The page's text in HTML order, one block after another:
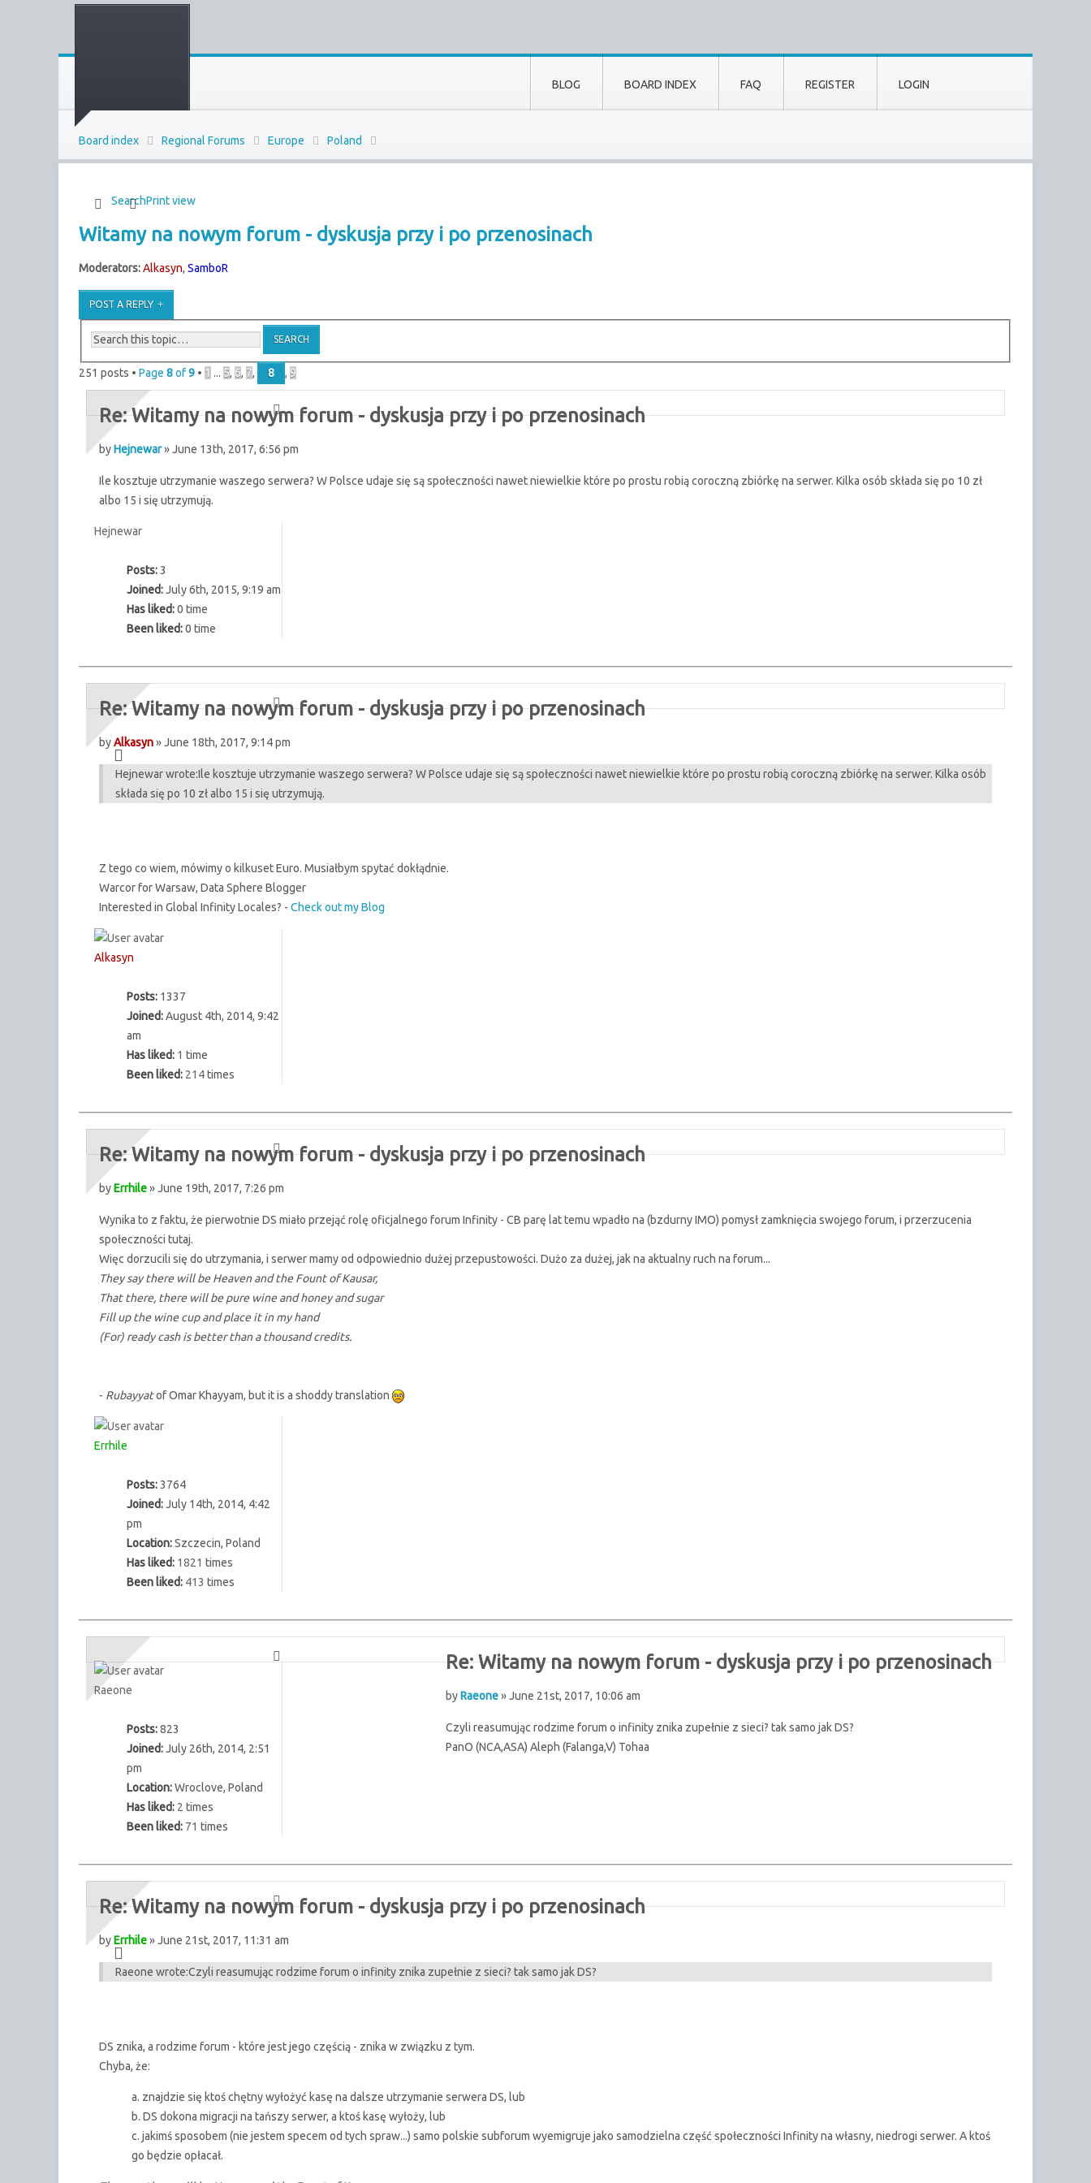
BLOG BOARD INDEX FAQ REGISTER LOGIN
Board index Regional Forums Europe Poland
SearchPrint view
Witamy na nowym forum - dyskusja przy i po przenosinach
Moderators:Alkasyn, SamboR
POST A REPLY
251 posts • Page 8of9 • 1 ... 5, 6, 7, 8 , 9
Re: Witamy na nowym forum - dyskusja przy i po przenosinach
byHejnewar» June 13th, 2017, 6:56 pm
Ile kosztuje utrzymanie waszego serwera? W Polsce udaje się są społeczności nawet niewielkie które po prostu robią coroczną zbiórkę na serwer. Kilka osób składa się po 10 zł
albo 15 i się utrzymują.
Hejnewar
Posts:3
Joined:July 6th, 2015, 9:19 am
Has liked:0 time
Been liked:0 time
Re: Witamy na nowym forum - dyskusja przy i po przenosinach
byAlkasyn» June 18th, 2017, 9:14 pm
Hejnewar wrote:Ile kosztuje utrzymanie waszego serwera? W Polsce udaje się są społeczności nawet niewielkie które po prostu robią coroczną zbiórkę na serwer. Kilka osób
składa się po 10 zł albo 15 i się utrzymują.
Z tego co wiem, mówimy o kilkuset Euro. Musiałbym spytać dokłądnie.
Warcor for Warsaw, Data Sphere Blogger
Interested in Global Infinity Locales? - Check out my Blog
Alkasyn
Posts: 1337
Joined:August 4th, 2014, 9:42
am
Has liked: 1 time
Been liked: 214times
Re: Witamy na nowym forum - dyskusja przy i po przenosinach
byErrhile» June 19th, 2017, 7:26 pm
Wynika to z faktu, że pierwotnie DS miało przejąć rolę oficjalnego forum Infinity - CB parę lat temu wpadło na (bzdurny IMO) pomysł zamknięcia swojego forum, i przerzucenia
społeczności tutaj.
Więc dorzucili się do utrzymania, i serwer mamy od odpowiednio dużej przepustowości. Dużo za dużej, jak na aktualny ruch na forum...
They say there will be Heaven and the Fount of Kausar,
That there, there will be pure wine and honey and sugar
Fill up the wine cup and place it in my hand
(For) ready cash is better than a thousand credits.
- Rubayyatof Omar Khayyam, but it is a shoddy translation
Errhile
Posts:3764
Joined:July 14th, 2014, 4:42
pm
Location:Szczecin, Poland
Has liked: 1821 times
Been liked: 413 times
Re: Witamy na nowym forum - dyskusja przy i po przenosinach
byRaeone» June 21st, 2017, 10:06 am
Czyli reasumując rodzime forum o infinity znika zupełnie z sieci? tak samo jak DS?
PanO (NCA,ASA) Aleph (Falanga,V) Tohaa
Raeone
Posts:823
Joined:July 26th, 2014, 2:51
pm
Location:Wroclove, Poland
Has liked: 2 times
Been liked: 71 times
Re: Witamy na nowym forum - dyskusja przy i po przenosinach
byErrhile» June 21st, 2017, 11:31 am
Raeone wrote:Czyli reasumując rodzime forum o infinity znika zupełnie z sieci? tak samo jak DS?
DS znika, a rodzime forum - które jest jego częścią - znika w związku z tym.
Chyba, że:
a. znajdzie się ktoś chętny wyłożyć kasę na dalsze utrzymanie serwera DS, lub
b. DS dokona migracji na tańszy serwer, a ktoś kasę wyłoży, lub
c. jakimś sposobem (nie jestem specem od tych spraw...) samo polskie subforum wyemigruje jako samodzielna część społeczności Infinity na własny, niedrogi serwer. A ktoś
go będzie opłacał.